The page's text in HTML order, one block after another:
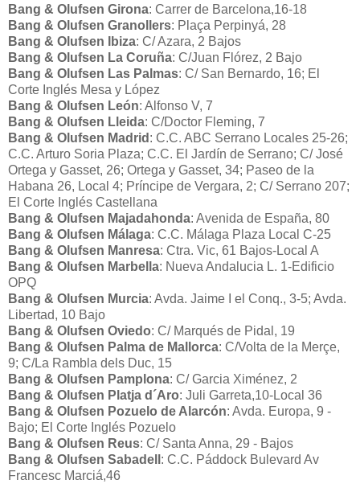
Bang & Olufsen Girona: Carrer de Barcelona,16-18
Bang & Olufsen Granollers: Plaça Perpinyá, 28
Bang & Olufsen Ibiza: C/ Azara, 2 Bajos
Bang & Olufsen La Coruña: C/Juan Flórez, 2 Bajo
Bang & Olufsen Las Palmas: C/ San Bernardo, 16; El
Corte Inglés Mesa y López
Bang & Olufsen León: Alfonso V, 7
Bang & Olufsen Lleida: C/Doctor Fleming, 7
Bang & Olufsen Madrid : C.C. ABC Serrano Locales 25-26;
C.C. Arturo Soria Plaza; C.C. El Jardín de Serrano; C/ José
Ortega y Gasset, 26; Ortega y Gasset, 34; Paseo de la
Habana 26, Local 4; Príncipe de Vergara, 2; C/ Serrano 207;
El Corte Inglés Castellana
Bang & Olufsen Majadahonda: Avenida de España, 80
Bang & Olufsen Málaga: C.C. Málaga Plaza Local C-25
Bang & Olufsen Manresa: Ctra. Vic, 61 Bajos-Local A
Bang & Olufsen Marbella: Nueva Andalucia L. 1-Edificio
OPQ
Bang & Olufsen Murcia: Avda. Jaime I el Conq., 3-5; Avda.
Libertad, 10 Bajo
Bang & Olufsen Oviedo: C/ Marqués de Pidal, 19
Bang & Olufsen Palma de Mallorca: C/Volta de la Merçe,
9; C/La Rambla dels Duc, 15
Bang & Olufsen Pamplona: C/ Garcia Ximénez, 2
Bang & Olufsen Platja d´Aro: Juli Garreta,10-Local 36
Bang & Olufsen Pozuelo de Alarcón: Avda. Europa, 9 -
Bajo; El Corte Inglés Pozuelo
Bang & Olufsen Reus: C/ Santa Anna, 29 - Bajos
Bang & Olufsen Sabadell : C.C. Páddock Bulevard Av
Francesc Marciá,46